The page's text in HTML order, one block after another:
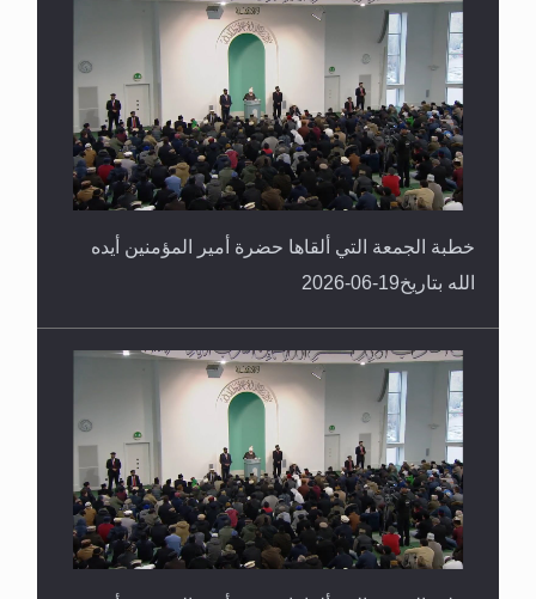
خطبة الجمعة التي ألقاها حضرة أمير المؤمنين أيده
الله بتاريخ19-06-2026